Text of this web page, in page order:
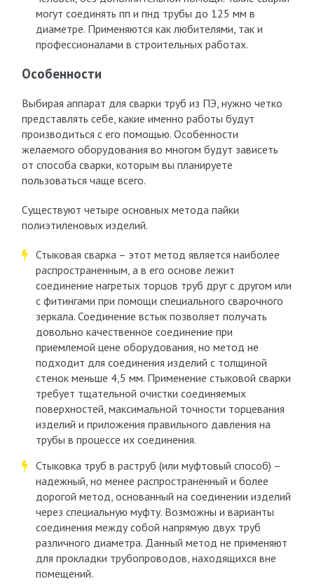
могут соединять пп и пнд трубы до 125 мм в
диаметре. Применяются как любителями, так и
профессионалами в строительных работах.
Особенности
Выбирая аппарат для сварки труб из ПЭ, нужно четко
представлять себе, какие именно работы будут
производиться с его помощью. Особенности
желаемого оборудования во многом будут зависеть
от способа сварки, которым вы планируете
пользоваться чаще всего.
Существуют четыре основных метода пайки
полиэтиленовых изделий.
Стыковая сварка – этот метод является наиболее
распространенным, а в его основе лежит
соединение нагретых торцов труб друг с другом или
с фитингами при помощи специального сварочного
зеркала. Соединение встык позволяет получать
довольно качественное соединение при
приемлемой цене оборудования, но метод не
подходит для соединения изделий с толщиной
стенок меньше 4,5 мм. Применение стыковой сварки
требует тщательной очистки соединяемых
поверхностей, максимальной точности торцевания
изделий и приложения правильного давления на
трубы в процессе их соединения.
Стыковка труб в раструб (или муфтовый способ) –
надежный, но менее распространенный и более
дорогой метод, основанный на соединении изделий
через специальную муфту. Возможны и варианты
соединения между собой напрямую двух труб
различного диаметра. Данный метод не применяют
для прокладки трубопроводов, находящихся вне
помещений.